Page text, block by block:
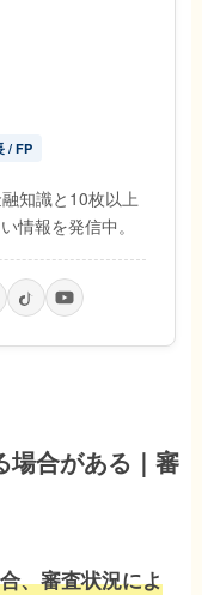
/ FP
知識と10枚以上
情報を発信中。
場合がある｜審
、審査状況によ